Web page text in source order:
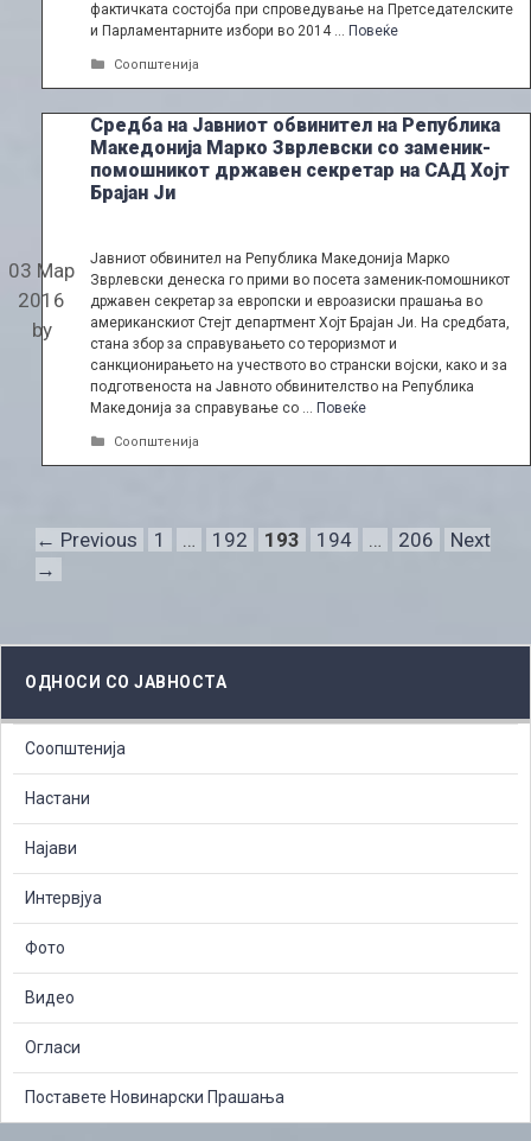
фактичката состојба при спроведување на Претседателските
и Парламентарните избори во 2014 … Повеќе
Categories
Соопштенија
Средба на Јавниот обвинител на Република
Македонија Марко Зврлевски со заменик-
помошникот државен секретар на САД Хојт
Брајан Ји
03 Мар
2016
by
Јавниот обвинител на Република Македонија Марко
Зврлевски денеска го прими во посета заменик-помошникот
државен секретар за европски и евроазиски прашања во
американскиот Стејт департмент Хојт Брајан Ји. На средбата,
стана збор за справувањето со тероризмот и
санкционирањето на учеството во странски војски, како и за
подготвеноста на Јавното обвинителство на Република
Македонија за справување со … Повеќе
Categories
Соопштенија
← Previous Page
1 … Page
192 Page
193 Page
194 … Page
206
Next
→
ОДНОСИ СО ЈАВНОСТА
Соопштенија
Настани
Најави
Интервјуа
Фото
Видео
Огласи
Поставете Новинарски Прашања